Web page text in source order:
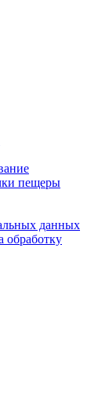
пещеры
данных
обработку